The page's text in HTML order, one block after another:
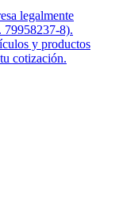
legalmente
79958237-8).
y productos
cotización.